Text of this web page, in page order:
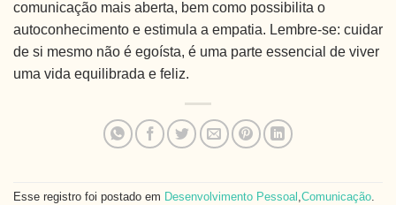
comunicação mais aberta, bem como possibilita o
autoconhecimento e estimula a empatia. Lembre-se: cuidar
de si mesmo não é egoísta, é uma parte essencial de viver
uma vida equilibrada e feliz.
Esse registro foi postado em Desenvolvimento Pessoal ,Comunicação.